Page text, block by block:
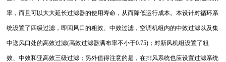
率，而且可以大大延长过滤器的使用寿命，从而降低运行成本。本设计对循环系
统设置了四级过滤，即回风口的粗效、中效过滤，空调机组内的中效过滤以及集
中送风口处的高效过滤(高效过滤器满布率不小于0.75)；对新风机组设置了粗
效、中效和亚高效三级过滤；另外值得注意的是，在排风系统也应设置过滤系统